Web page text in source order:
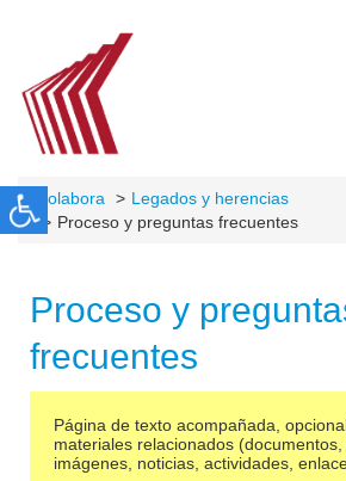
Colabora
Legados y herencias
Proceso y preguntas frecuentes
Proceso y
frecuentes
Página de texto acompañada,
materiales relacionados (documentos,
imágenes, noticias, actividades,